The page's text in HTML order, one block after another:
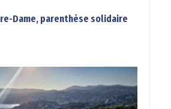
Dame, parenthèse solidaire